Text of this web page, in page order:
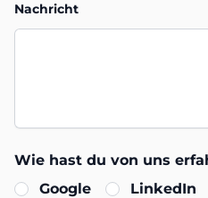
Nachricht
Wie hast du von uns
Google
LinkedIn